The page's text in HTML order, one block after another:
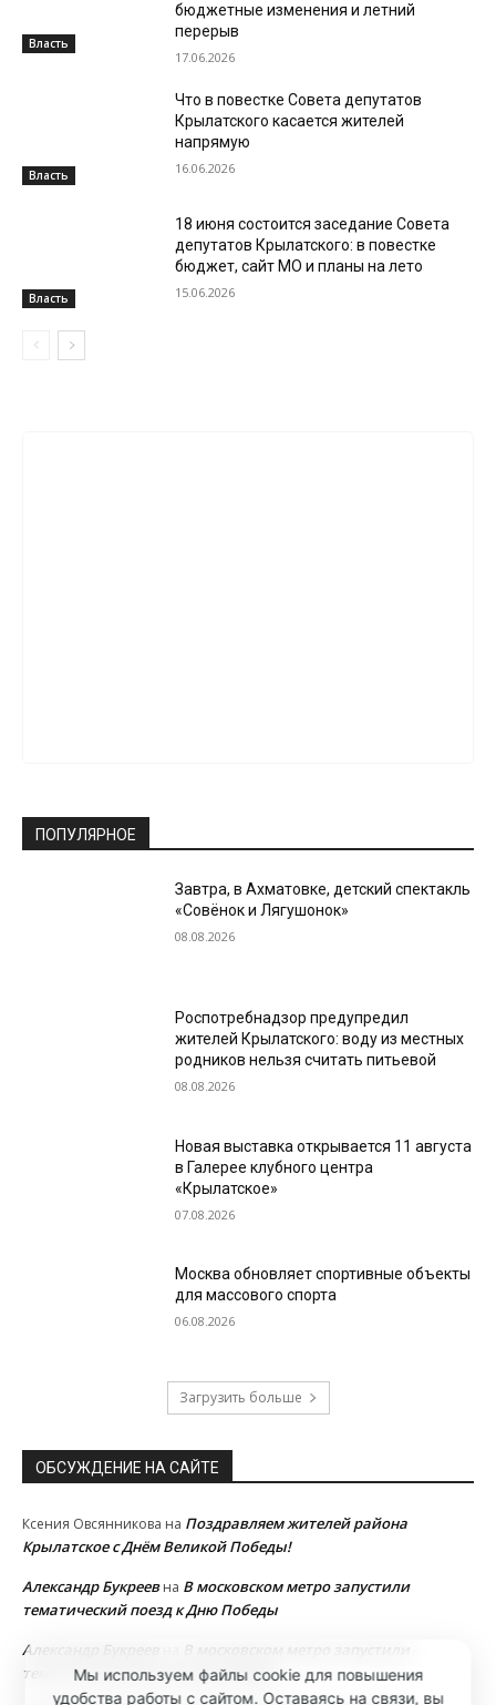
Власть
бюджетные изменения и летний
перерыв
17.06.2026
Власть
Что в повестке Совета депутатов
Крылатского касается жителей
напрямую
16.06.2026
Власть
18 июня состоится заседание Совета
депутатов Крылатского: в повестке
бюджет, сайт МО и планы на лето
15.06.2026
ПОПУЛЯРНОЕ
Завтра, в Ахматовке, детский спектакль
«Совёнок и Лягушонок»
08.08.2026
Роспотребнадзор предупредил
жителей Крылатского: воду из местных
родников нельзя считать питьевой
08.08.2026
Новая выставка открывается 11 августа
в Галерее клубного центра
«Крылатское»
07.08.2026
Москва обновляет спортивные объекты
для массового спорта
06.08.2026
Загрузить больше
ОБСУЖДЕНИЕ НА САЙТЕ
Ксения Овсянникова на Поздравляем жителей района
Крылатское с Днём Великой Победы!
Александр Букреевна В московском метро запустили
тематический поезд к Дню Победы
Александр Букреев
В московском метро запустили
тематический поезд к Дню Победы
Мы используем файлы cookie для повышения
удобства работы с сайтом. Оставаясь на связи, вы